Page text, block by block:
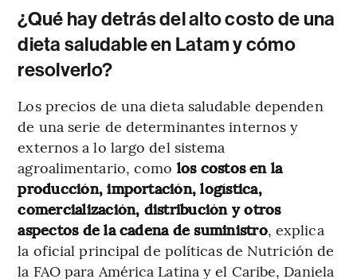
¿Qué hay detrás del alto costo de una
dieta saludable en Latam y cómo
resolverlo?
Los precios de una dieta saludable dependen
de una serie de determinantes internos y
externos a lo largo del sistema
agroalimentario, como los costos en la
producción, importación, logística,
comercialización, distribución y otros
aspectos de la cadena de suministro, explica
la oficial principal de políticas de Nutrición de
la FAO para América Latina y el Caribe, Daniela